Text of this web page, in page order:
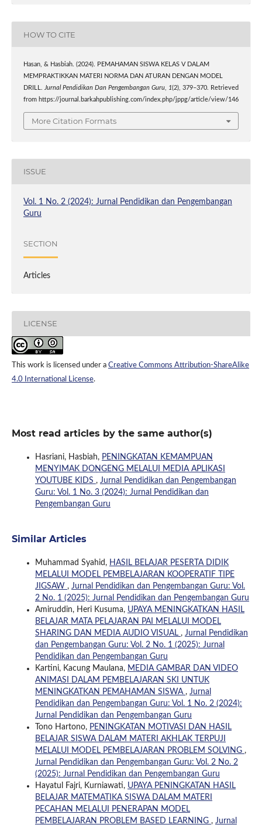
HOW TO CITE
Hasan, & Hasbiah. (2024). PEMAHAMAN SISWA KELAS V DALAM
MEMPRAKTIKKAN MATERI NORMA DAN ATURAN DENGAN MODEL
DRILL. Jurnal Pendidikan Dan Pengembangan Guru, 1(2), 379–370. Retrieved
from https://journal.barkahpublishing.com/index.php/jppg/article/view/146
More Citation Formats
ISSUE
Vol. 1 No. 2 (2024): Jurnal Pendidikan dan Pengembangan
Guru
SECTION
Articles
LICENSE
This work is licensed under a Creative Commons Attribution-ShareAlike
4.0 International License.
Most read articles by the same author(s)
Hasriani, Hasbiah, PENINGKATAN KEMAMPUAN
MENYIMAK DONGENG MELALUI MEDIA APLIKASI
YOUTUBE KIDS , Jurnal Pendidikan dan Pengembangan
Guru: Vol. 1 No. 3 (2024): Jurnal Pendidikan dan
Pengembangan Guru
Similar Articles
Muhammad Syahid, HASIL BELAJAR PESERTA DIDIK
MELALUI MODEL PEMBELAJARAN KOOPERATIF TIPE
JIGSAW , Jurnal Pendidikan dan Pengembangan Guru: Vol.
2 No. 1 (2025): Jurnal Pendidikan dan Pengembangan Guru
Amiruddin, Heri Kusuma, UPAYA MENINGKATKAN HASIL
BELAJAR MATA PELAJARAN PAI MELALUI MODEL
SHARING DAN MEDIA AUDIO VISUAL , Jurnal Pendidikan
dan Pengembangan Guru: Vol. 2 No. 1 (2025): Jurnal
Pendidikan dan Pengembangan Guru
Kartini, Kacung Maulana, MEDIA GAMBAR DAN VIDEO
ANIMASI DALAM PEMBELAJARAN SKI UNTUK
MENINGKATKAN PEMAHAMAN SISWA , Jurnal
Pendidikan dan Pengembangan Guru: Vol. 1 No. 2 (2024):
Jurnal Pendidikan dan Pengembangan Guru
Tono Hartono, PENINGKATAN MOTIVASI DAN HASIL
BELAJAR SISWA DALAM MATERI AKHLAK TERPUJI
MELALUI MODEL PEMBELAJARAN PROBLEM SOLVING ,
Jurnal Pendidikan dan Pengembangan Guru: Vol. 2 No. 2
(2025): Jurnal Pendidikan dan Pengembangan Guru
Hayatul Fajri, Kurniawati, UPAYA PENINGKATAN HASIL
BELAJAR MATEMATIKA SISWA DALAM MATERI
PECAHAN MELALUI PENERAPAN MODEL
PEMBELAJARAN PROBLEM BASED LEARNING , Jurnal